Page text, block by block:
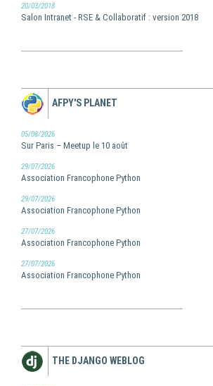
20/03/2018
Salon Intranet - RSE & Collaboratif : version 2018
AFPY'S PLANET
05/08/2026
Sur Paris – Meetup le 10 août
29/07/2026
Association Francophone Python
29/07/2026
Association Francophone Python
27/07/2026
Association Francophone Python
27/07/2026
Association Francophone Python
THE DJANGO WEBLOG